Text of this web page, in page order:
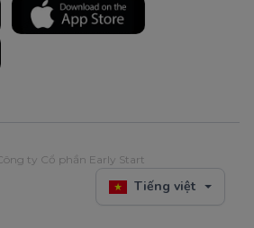
ty Cổ phần Early Start
Tiếng việt